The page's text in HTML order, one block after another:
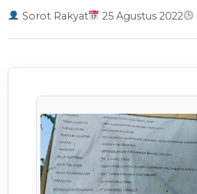
Sorot Rakyat 25 Agustus 2022